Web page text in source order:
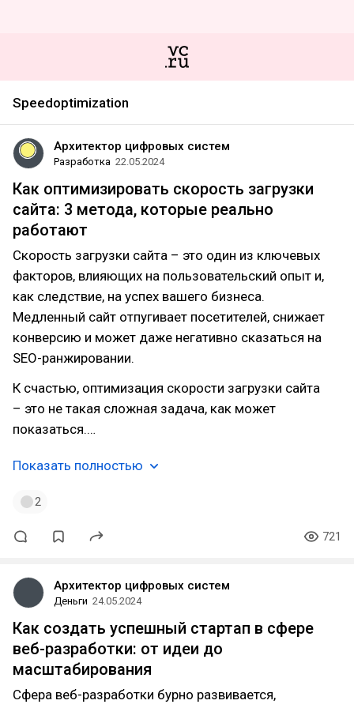
Speedoptimization
Архитектор цифровых систем
Разработка 22.05.2024
Как оптимизировать скорость загрузки
сайта: 3 метода, которые реально
работают
Скорость загрузки сайта – это один из ключевых
факторов, влияющих на пользовательский опыт и,
как следствие, на успех вашего бизнеса.
Медленный сайт отпугивает посетителей, снижает
конверсию и может даже негативно сказаться на
SEO-ранжировании.
К счастью, оптимизация скорости загрузки сайта
– это не такая сложная задача, как может
показаться.…
Показать полностью
2
721
Архитектор цифровых систем
Деньги 24.05.2024
Как создать успешный стартап в сфере
веб-разработки: от идеи до
масштабирования
Сфера веб-разработки бурно развивается,